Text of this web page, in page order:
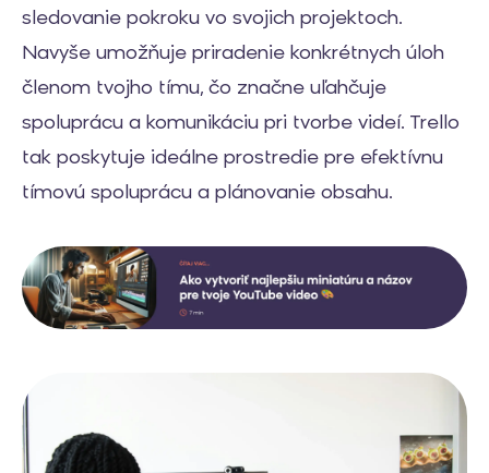
sledovanie pokroku vo svojich projektoch.
Navyše umožňuje priradenie konkrétnych úloh
členom tvojho tímu, čo značne uľahčuje
spoluprácu a komunikáciu pri tvorbe videí. Trello
tak poskytuje ideálne prostredie pre efektívnu
tímovú spoluprácu a plánovanie obsahu.